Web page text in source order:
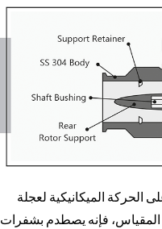
الحركة الميكانيكية لعجلة
المقياس، فإنه يصطدم بشفرات